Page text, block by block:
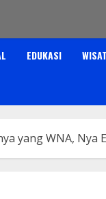
EDUKASI
yang WNA,